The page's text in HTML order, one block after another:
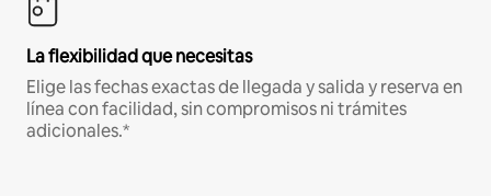
La flexibilidad que necesitas
Elige las fechas exactas de llegada y salida y reserva en
línea con facilidad, sin compromisos ni trámites
adicionales.*